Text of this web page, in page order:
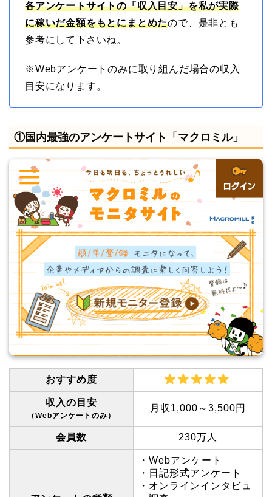
各アンケートサイトの「収入目安」を私が実際
に稼いだ金額をもとにまとめたので、是非とも
参考にして下さいね。
※Webアンケートのみに取り組んだ場合の収入
目安になります。
①国内最強のアンケートサイト「マクロミル」
おすすめ度
収入の目安
（Webアンケートのみ）
月収1,000～3,500円
会員数 230万人
・Webアンケート
・日記形式アンケート
・オンラインインタビュ